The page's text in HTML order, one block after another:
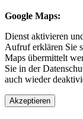
Google Maps:
Dienst aktivieren
Aufruf erklären Sie
Maps übermittelt
Sie in der
auch wieder
Akzeptieren